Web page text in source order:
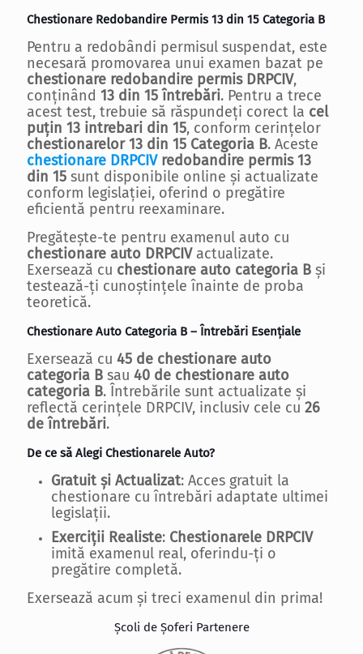
Chestionare Redobandire Permis 13 din 15 Categoria B
Pentru a redobândi permisul suspendat, este
necesară promovarea unui examen bazat pe
chestionare redobandire permis DRPCIV,
conținând 13 din 15 întrebări. Pentru a trece
acest test, trebuie să răspundeți corect la cel
puțin 13 intrebari din 15, conform cerințelor
chestionarelor 13 din 15 Categoria B. Aceste
chestionare DRPCIVredobandire permis 13
din 15 sunt disponibile online și actualizate
conform legislației, oferind o pregătire
eficientă pentru reexaminare.
Pregătește-te pentru examenul auto cu
chestionare auto DRPCIVactualizate.
Exersează cu chestionare auto categoria B și
testează-ți cunoștințele înainte de proba
teoretică.
Chestionare Auto Categoria B – Întrebări Esențiale
Exersează cu 45 de chestionare auto
categoria B sau 40 de chestionare auto
categoria B. Întrebările sunt actualizate și
reflectă cerințele DRPCIV, inclusiv cele cu 26
de întrebări.
De ce să Alegi Chestionarele Auto?
Gratuit și Actualizat: Acces gratuit la
chestionare cu întrebări adaptate ultimei
legislații.
Exerciții Realiste: Chestionarele DRPCIV
imită examenul real, oferindu-ți o
pregătire completă.
Exersează acum și treci examenul din prima!
Școli de Șoferi Partenere